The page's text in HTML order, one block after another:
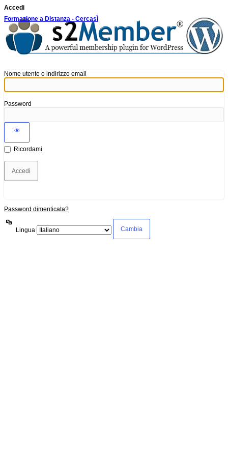
Accedi
Formazione a Distanza - Cercasì
Nome utente o indirizzo email
Password
Ricordami
Password dimenticata?
Lingua